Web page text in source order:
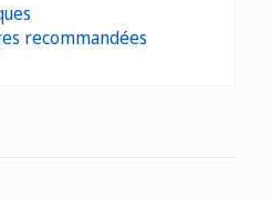
recommandées